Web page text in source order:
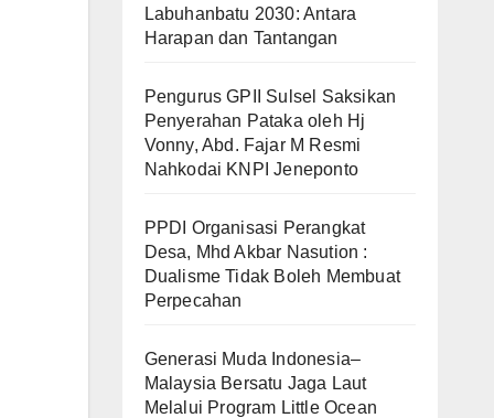
Labuhanbatu 2030: Antara
Harapan dan Tantangan
Pengurus GPII Sulsel Saksikan
Penyerahan Pataka oleh Hj
Vonny, Abd. Fajar M Resmi
Nahkodai KNPI Jeneponto
PPDI Organisasi Perangkat
Desa, Mhd Akbar Nasution :
Dualisme Tidak Boleh Membuat
Perpecahan
Generasi Muda Indonesia–
Malaysia Bersatu Jaga Laut
Melalui Program Little Ocean